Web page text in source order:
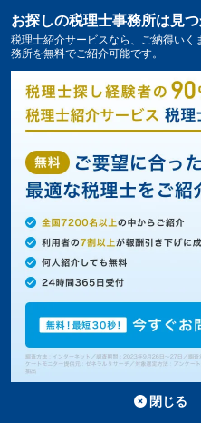
東花輪駅(山梨県)の税理
6件掲載中
お探しの税理士事務所は見
税理士紹介サービスなら、ご納得いく
務所を無料でご紹介可能です。
閉じる